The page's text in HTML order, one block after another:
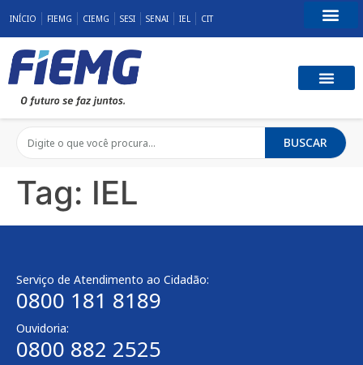
INÍCIO FIEMG CIEMG SESI SENAI IEL CIT
BUSCAR
Tag: IEL
Serviço de Atendimento ao Cidadão:
0800 181 8189
Ouvidoria:
0800 882 2525